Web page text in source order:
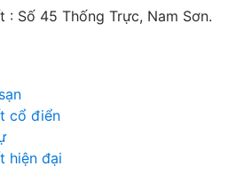
: Số 45 Thống Trực, Nam Sơn.
cổ điển
hiện đại